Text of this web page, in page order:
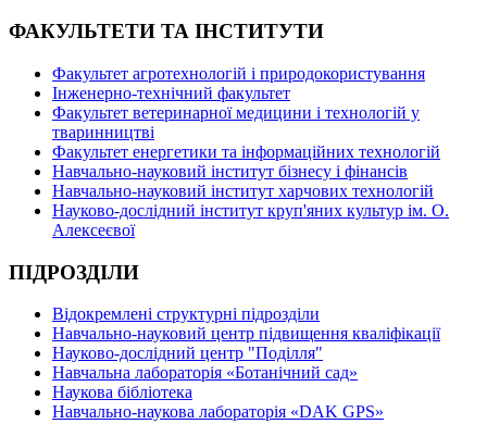
ФАКУЛЬТЕТИ ТА ІНСТИТУТИ
Факультет агротехнологій і природокористування
Інженерно-технічний факультет
Факультет ветеринарної медицини і технологій у
тваринництві
Факультет енергетики та інформаційних технологій
Навчально-науковий інститут бізнесу і фінансів
Навчально-науковий інститут харчових технологій
Науково-дослідний інститут круп'яних культур ім. О.
Алексеєвої
ПІДРОЗДІЛИ
Відокремлені структурні підрозділи
Навчально-науковий центр підвищення кваліфікації
Науково-дослідний центр "Поділля"
Навчальна лабораторія «Ботанічний сад»
Наукова бібліотека
Навчально-наукова лабораторія «DAK GPS»